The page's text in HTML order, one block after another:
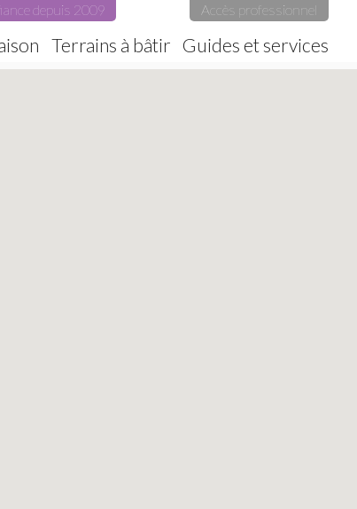
depuis 2009 Accès professionnel
Terrains à bâtir Guides et services